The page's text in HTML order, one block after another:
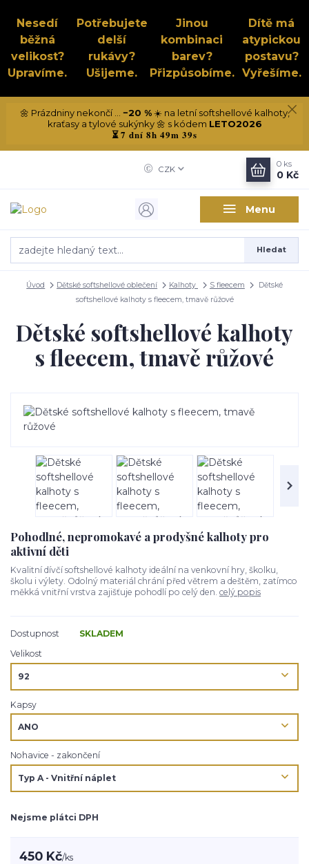
Nesedí
běžná
velikost?
Upravíme.
Potřebujete
delší
rukávy?
Ušijeme.
Jinou
kombinaci
barev?
Přizpůsobíme.
Dítě má
atypickou
postavu?
Vyřešíme.
🌼 Prázdniny nekončí ... −20 %☀️ na letní softshellové kalhoty,
kraťasy a tylové sukýnky 🌼 s kódem LETO2026
⏳7 dní 8h 49m 38s
Menu
CZK
Hledat
0 ks
0 Kč
Úvod Dětské softshellové oblečení Kalhoty S fleecem
Dětské
softshellové kalhoty s fleecem, tmavě růžové
Dětské softshellové kalhoty
s fleecem, tmavě růžové
Pohodlné, nepromokavé a prodyšné kalhoty pro
aktivní děti
Kvalitní dívčí softshellové kalhoty ideální na venkovní hry, školku,
školu i výlety. Odolný materiál chrání před větrem a deštěm, zatímco
měkká vnitřní vrstva zajišťuje pohodlí po celý den. celý popis
Dostupnost
SKLADEM
Velikost
Kapsy
Nohavice - zakončení
Nejsme plátci DPH
450 Kč/ks